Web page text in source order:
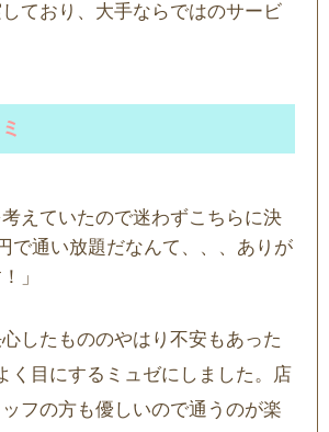
ており、大手ならではのサービ
考えていたので迷わずこちらに決
で通い放題だなんて、、、ありが
」
心したもののやはり不安もあった
く目にするミュゼにしました。店
フの方も優しいので通うのが楽